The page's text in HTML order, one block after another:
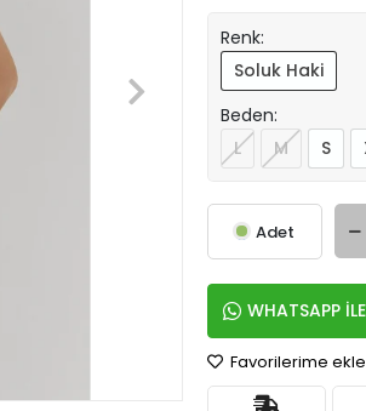
Renk:
Soluk Haki
Beden:
L
M S
Adet
WHATSAPP
Favorilerime ekle